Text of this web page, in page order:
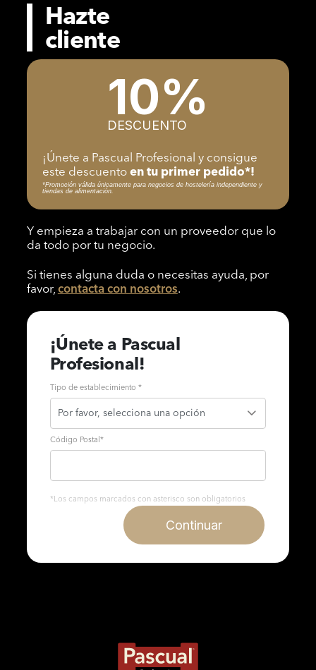
Hazte
cliente
10%
DESCUENTO
¡Únete a Pascual Profesional y consigue
este descuentoen tu primer pedido*!
*Promoción válida únicamente para negocios de hostelería independiente y
tiendas de alimentación.
Y empieza a trabajar con un proveedor que lo
da todo por tu negocio.
Si tienes alguna duda o necesitas ayuda, por
favor, contacta con nosotros.
¡Únete a Pascual
Profesional!
Tipo de establecimiento *
Código Postal*
*Los campos marcados con asterisco son obligatorios
Continuar